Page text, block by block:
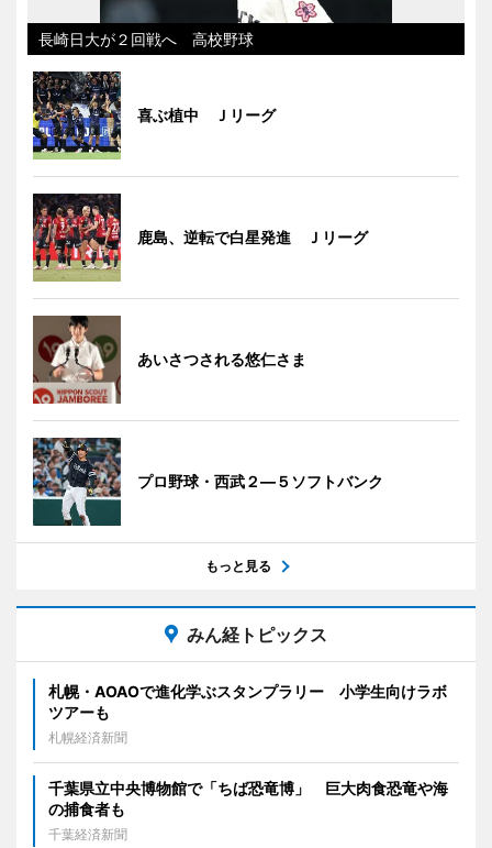
長崎日大が２回戦へ 高校野球
喜ぶ植中 Ｊリーグ
鹿島、逆転で白星発進 Ｊリーグ
あいさつされる悠仁さま
プロ野球・西武２―５ソフトバンク
もっと見る
みん経トピックス
札幌・AOAOで進化学ぶスタンプラリー 小学生向けラボ
ツアーも
札幌経済新聞
千葉県立中央博物館で「ちば恐竜博」 巨大肉食恐竜や海
の捕食者も
千葉経済新聞